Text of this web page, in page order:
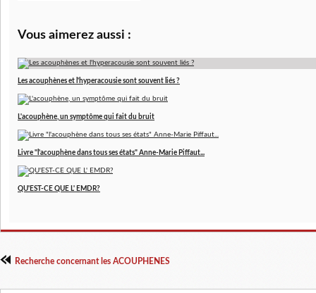
Vous aimerez aussi :
Les acouphènes et l'hyperacousie sont souvent liés ?
L'acouphène, un symptôme qui fait du bruit
Livre "l'acouphène dans tous ses états" Anne-Marie Piffaut...
QU'EST-CE QUE L' EMDR?
Recherche concernant les ACOUPHENES